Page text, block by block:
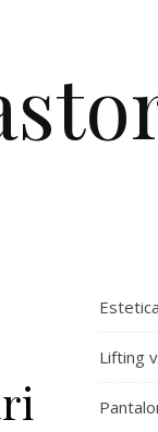
Lifting